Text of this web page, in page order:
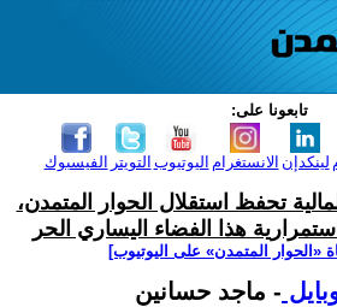
تابعونا على:
الفيسبوك التويتر اليوتيوب الانستغرام لينكدإن
تحفظ استقلال الحوار المتمدن،
هذا الفضاء اليساري الحر
‫«الحوار المتمدن» على اليوتيوب]
- ماجد حسانين